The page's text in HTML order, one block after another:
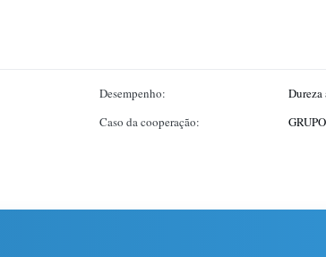
Desempenho:
Dureza
Caso da cooperação: